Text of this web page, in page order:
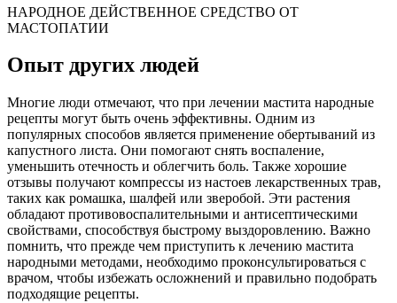
НАРОДНОЕ ДЕЙСТВЕННОЕ СРЕДСТВО ОТ
МАСТОПАТИИ
Опыт других людей
Многие люди отмечают, что при лечении мастита народные
рецепты могут быть очень эффективны. Одним из
популярных способов является применение обертываний из
капустного листа. Они помогают снять воспаление,
уменьшить отечность и облегчить боль. Также хорошие
отзывы получают компрессы из настоев лекарственных трав,
таких как ромашка, шалфей или зверобой. Эти растения
обладают противовоспалительными и антисептическими
свойствами, способствуя быстрому выздоровлению. Важно
помнить, что прежде чем приступить к лечению мастита
народными методами, необходимо проконсультироваться с
врачом, чтобы избежать осложнений и правильно подобрать
подходящие рецепты.